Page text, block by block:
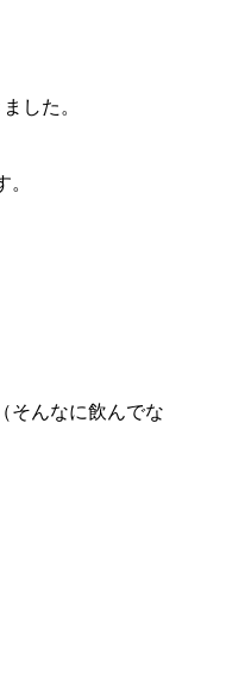
した。
そんなに飲んでな